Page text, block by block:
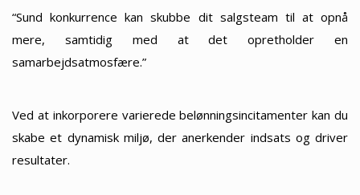
“Sund konkurrence kan skubbe dit salgsteam til at opnå
mere, samtidig med at det opretholder en
samarbejdsatmosfære.”
Ved at inkorporere varierede belønningsincitamenter kan du
skabe et dynamisk miljø, der anerkender indsats og driver
resultater.